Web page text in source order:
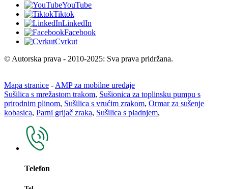
YouTube
Tiktok
LinkedIn
Facebook
Cvrkut
© Autorska prava - 2010-2025: Sva prava pridržana.
Mapa stranice - AMP za mobilne uređaje
Sušilica s mrežastom trakom, Sušionica za toplinsku pumpu s
prirodnim plinom, Sušilica s vrućim zrakom, Ormar za sušenje
kobasica, Parni grijač zraka, Sušilica s pladnjem,
Telefon